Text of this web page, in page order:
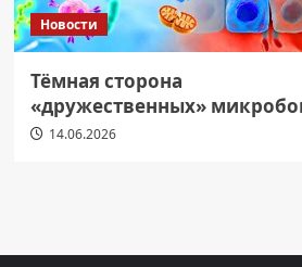
Новости
Тёмная сторона
«дружественных»
14.06.2026